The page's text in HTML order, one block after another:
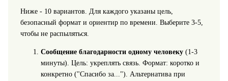
Ниже - 10 вариантов. Для каждого указаны цель,
безопасный формат и ориентир по времени. Выберите 3-5,
чтобы не распыляться.
Сообщение благодарности одному человеку(1-3
минуты). Цель: укреплять связь. Формат: коротко и
конкретно ("Спасибо за..."). Альтернатива при